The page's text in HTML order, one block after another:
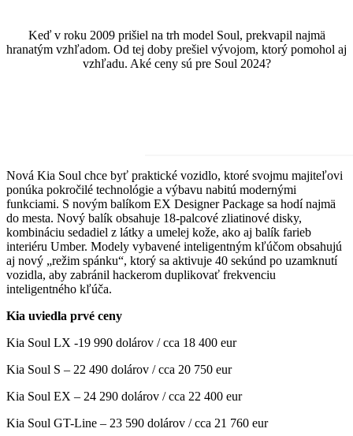
Keď v roku 2009 prišiel na trh model Soul, prekvapil najmä
hranatým vzhľadom. Od tej doby prešiel vývojom, ktorý pomohol aj
vzhľadu. Aké ceny sú pre Soul 2024?
Nová Kia Soul chce byť praktické vozidlo, ktoré svojmu majiteľovi
ponúka pokročilé technológie a výbavu nabitú modernými
funkciami. S novým balíkom EX Designer Package sa hodí najmä
do mesta. Nový balík obsahuje 18-palcové zliatinové disky,
kombináciu sedadiel z látky a umelej kože, ako aj balík farieb
interiéru Umber. Modely vybavené inteligentným kľúčom obsahujú
aj nový „režim spánku“, ktorý sa aktivuje 40 sekúnd po uzamknutí
vozidla, aby zabránil hackerom duplikovať frekvenciu
inteligentného kľúča.
Kia uviedla prvé ceny
Kia Soul LX -19 990 dolárov / cca 18 400 eur
Kia Soul S – 22 490 dolárov / cca 20 750 eur
Kia Soul EX – 24 290 dolárov / cca 22 400 eur
Kia Soul GT-Line – 23 590 dolárov / cca 21 760 eur